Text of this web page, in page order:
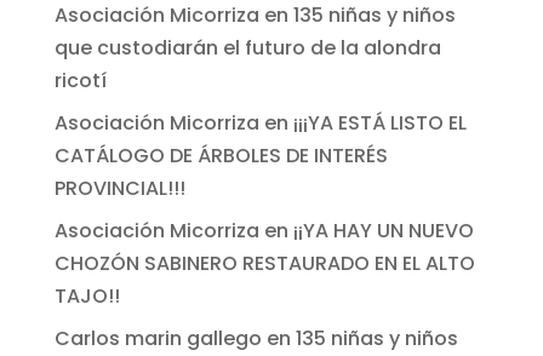
Asociación Micorriza en 135 niñas y niños
que custodiarán el futuro de la alondra
ricotí
Asociación Micorriza en ¡¡¡YA ESTÁ LISTO EL
CATÁLOGO DE ÁRBOLES DE INTERÉS
PROVINCIAL!!!
Asociación Micorriza en ¡¡YA HAY UN NUEVO
CHOZÓN SABINERO RESTAURADO EN EL ALTO
TAJO!!
Carlos marin gallego en 135 niñas y niños